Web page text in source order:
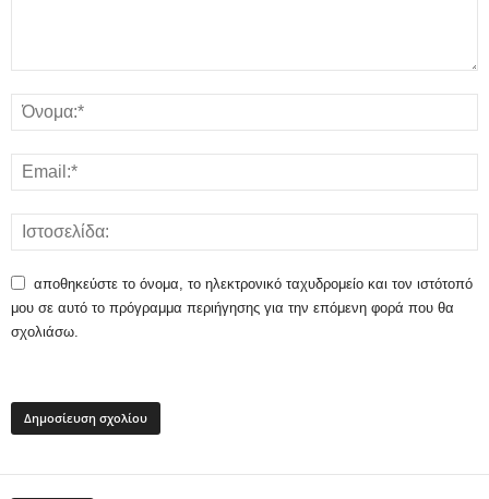
αποθηκεύστε το όνομα, το ηλεκτρονικό ταχυδρομείο και τον ιστότοπό
μου σε αυτό το πρόγραμμα περιήγησης για την επόμενη φορά που θα
σχολιάσω.